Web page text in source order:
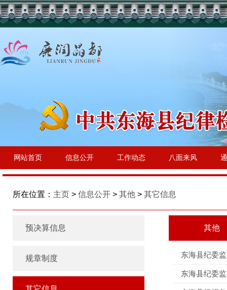
网站首页 信息公开 工作动态 八面来风
所在位置： 主页 > 信息公开 > 其他 > 其它信息
预决算信息
规章制度
其他
东海县纪委
东海县纪委